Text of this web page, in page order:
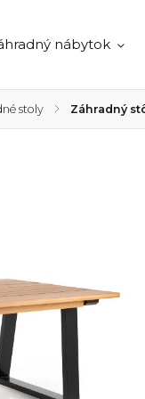
nábytok
stoly / Záhradný